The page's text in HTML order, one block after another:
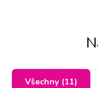
Všechny (11)